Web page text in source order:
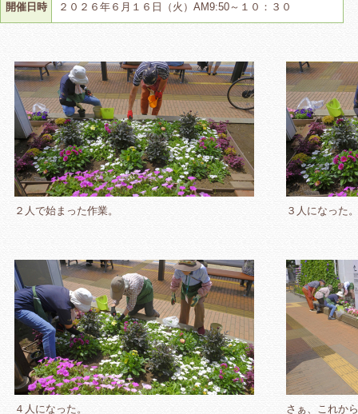
開催日時 ２０２６年６月１６日（火）AM9:50～１０：３０
２人で始まった作業。 ３人になった。
４人になった。 さぁ、これか